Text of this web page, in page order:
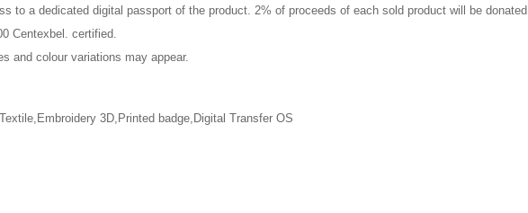
to a dedicated digital passport of the product. 2% of proceeds of each sold product will be donated
Centexbel. certified.
and colour variations may appear.
3D,Printed badge,Digital Transfer OS